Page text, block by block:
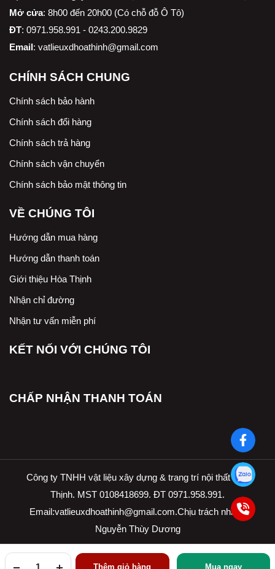
Thêm giỏ hàng Mua ngay
Mở cửa: 8h00 đến 20h00 (Có chỗ đỗ Ô Tô)
ĐT: 0971.958.991 - 0243.200.9829
Email: vatlieuxdhoathinh@gmail.com
CHÍNH SÁCH CHUNG
Chính sách bảo hành
Chính sách đổi hàng
Chính sách trả hàng
Chính sách vận chuyển
Chính sách bảo mật thông tin
VỀ CHÚNG TÔI
Hướng dẫn mua hàng
Hướng dẫn thanh toán
Giới thiệu Hòa Thịnh
Nhận chỉ đường
Nhận tư vấn miễn phí
KẾT NỐI VỚI CHÚNG TÔI
CHẤP NHẬN THANH TOÁN
Công ty TNHH vật liệu xây dựng & trang trí nội thất Hòa
Thịnh. MST 0108418699. ĐT 0971.958.991.
Email:vatlieuxdhoathinh@gmail.com.Chịu trách nhiệm
Nguyễn Thùy Dương